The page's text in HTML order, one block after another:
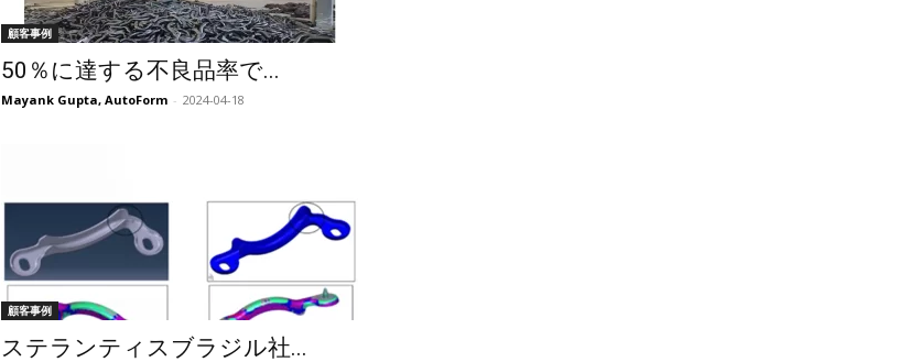
顧客事例
50％に達する不良品率で...
Mayank Gupta, AutoForm - 2024-04-18
顧客事例
ステランティスブラジル社...